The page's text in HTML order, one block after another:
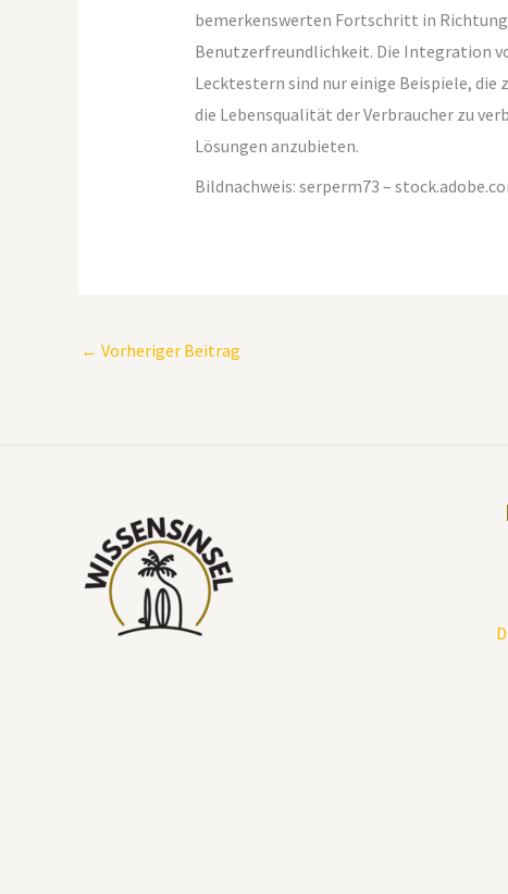
bemerkenswerten Fortschritt in
Benutzerfreundlichkeit. Die Integration
Lecktestern sind nur einige Beispiele,
die Lebensqualität der Verbraucher zu
Lösungen anzubieten.
Bildnachweis: serperm73 –
← Vorheriger Beitrag